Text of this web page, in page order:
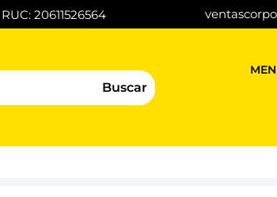
RUC: 20611526564
Buscar